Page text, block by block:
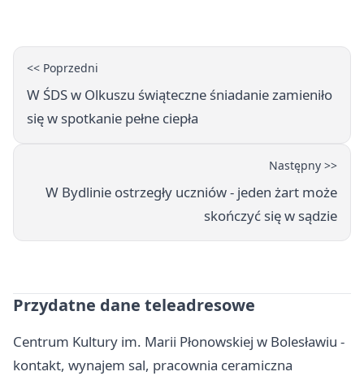
<< Poprzedni
W ŚDS w Olkuszu świąteczne śniadanie zamieniło
się w spotkanie pełne ciepła
Następny >>
W Bydlinie ostrzegły uczniów - jeden żart może
skończyć się w sądzie
Przydatne dane teleadresowe
Centrum Kultury im. Marii Płonowskiej w Bolesławiu -
kontakt, wynajem sal, pracownia ceramiczna